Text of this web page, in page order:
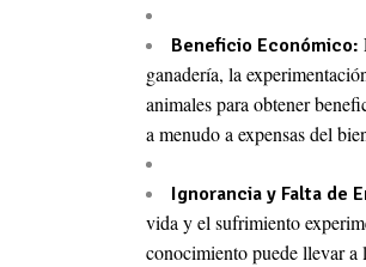
Beneficio Económico:
ganadería, la
animales para obtener
a menudo a expensas del
Ignorancia y Falta de
vida y el sufrimiento
conocimiento puede llevar a